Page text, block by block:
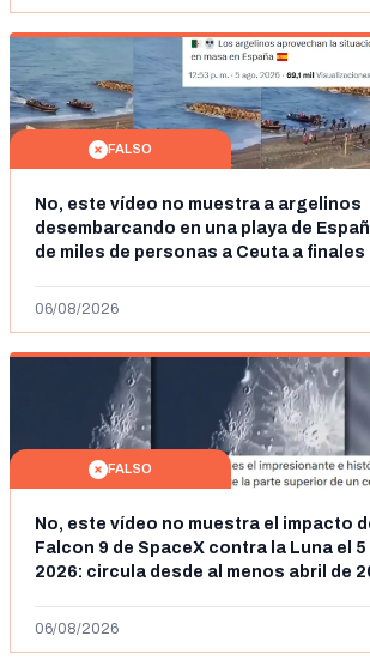
FALSO
No, este vídeo no muestra a argelinos
desembarcando en una playa de
de miles de personas a Ceuta a finales
06/08/2026
FALSO
No, este vídeo no muestra el impacto
Falcon 9 de SpaceX contra la Luna el
2026: circula desde al menos abril de
06/08/2026